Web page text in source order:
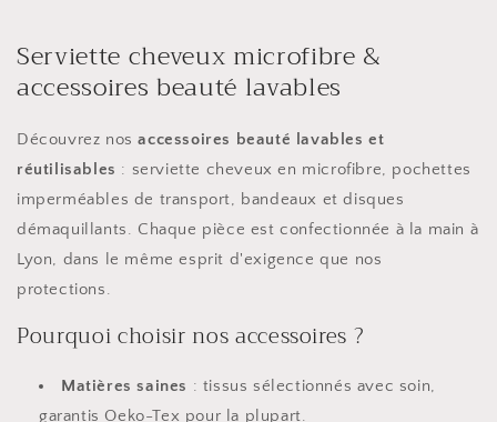
Serviette cheveux microfibre &
accessoires beauté lavables
Découvrez nosaccessoires beauté lavables et
réutilisables : serviette cheveux en microfibre, pochettes
imperméables de transport, bandeaux et disques
démaquillants. Chaque pièce est confectionnée à la main à
Lyon, dans le même esprit d'exigence que nos
protections.
Pourquoi choisir nos accessoires ?
Matières saines : tissus sélectionnés avec soin,
garantis Oeko-Tex pour la plupart.